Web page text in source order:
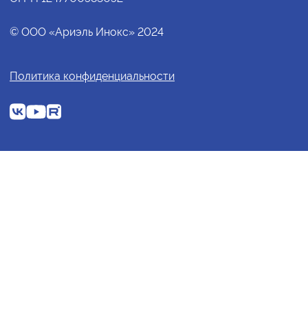
© ООО «Ариэль Инокс» 2024
Политика конфиденциальности